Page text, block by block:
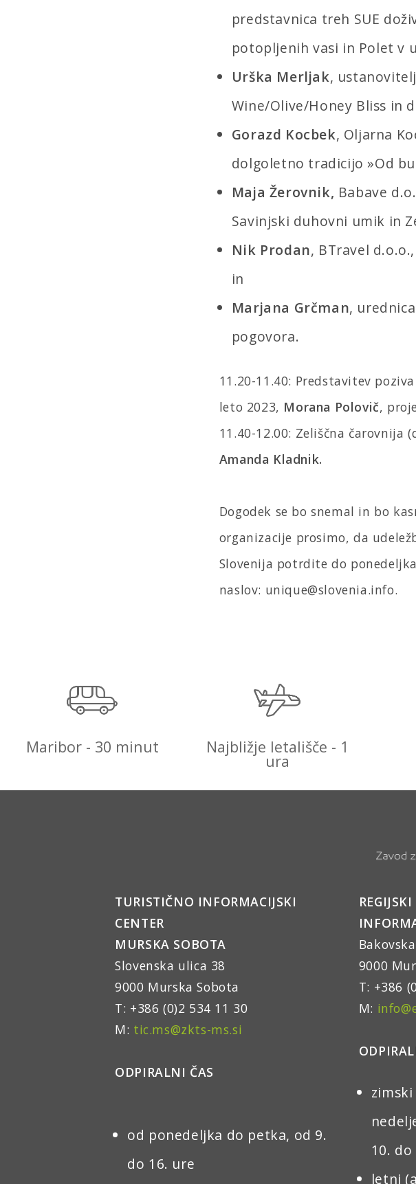
predstavnica treh SUE
potopljenih vasi in Polet v
Urška Merljak,
Wine/Olive/Honey Bliss in
Gorazd Kocbek, Oljarna
dolgoletno tradicijo »Od
Maja Žerovnik, Babave
Savinjski duhovni umik in
Nik Prodan, BTravel
in
Marjana Grčman,
pogovora.
11.20-11.40: Predstavitev
leto 2023, Morana Polovič,
11.40-12.00: Zeliščna čarovnija
Amanda Kladnik.
Dogodek se bo snemal in bo
organizacije prosimo, da
Slovenija potrdite do
naslov: unique@slovenia.info.
Maribor - 30 minut Najbližje letališče - 1
ura
TURISTIČNO INFORMACIJSKI
CENTER
MURSKA SOBOTA
Slovenska ulica 38
9000 Murska Sobota
T: +386 (0)2 534 11 30
M: tic.ms@zkts-ms.si
ODPIRALNI ČAS
od ponedeljka do petka, od 9.
do 16. ure
9000
T: +386
M:
10.
letni